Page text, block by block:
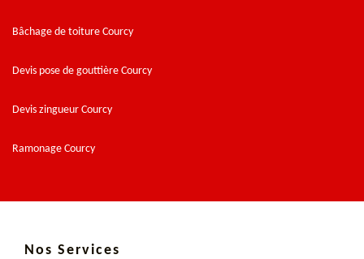
Bâchage de toiture Courcy
Devis pose de gouttière Courcy
Devis zingueur Courcy
Ramonage Courcy
Nos Services